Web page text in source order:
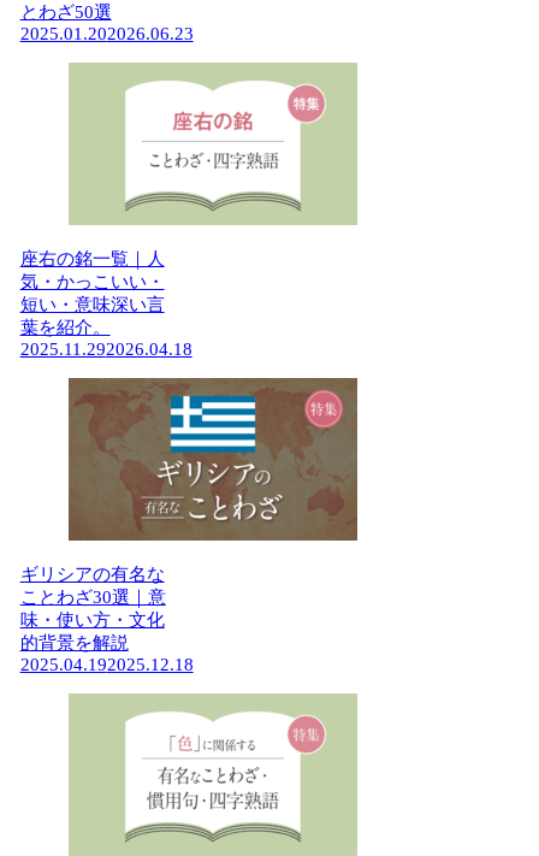
とわざ50選
2025.01.202026.06.23
座右の銘一覧｜人
気・かっこいい・
短い・意味深い言
葉を紹介。
2025.11.292026.04.18
ギリシアの有名な
ことわざ30選｜意
味・使い方・文化
的背景を解説
2025.04.192025.12.18